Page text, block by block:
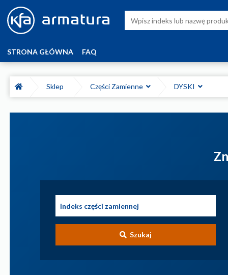
STRONA GŁÓWNA FAQ
Sklep Części Zamienne DYSKI
Szukaj